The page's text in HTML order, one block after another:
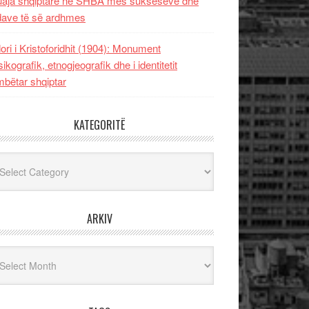
të së ardhmes
i Kristoforidhit (1904): Monument
etnogjeografik dhe i identitetit
shqiptar
KATEGORITË
ARKIV